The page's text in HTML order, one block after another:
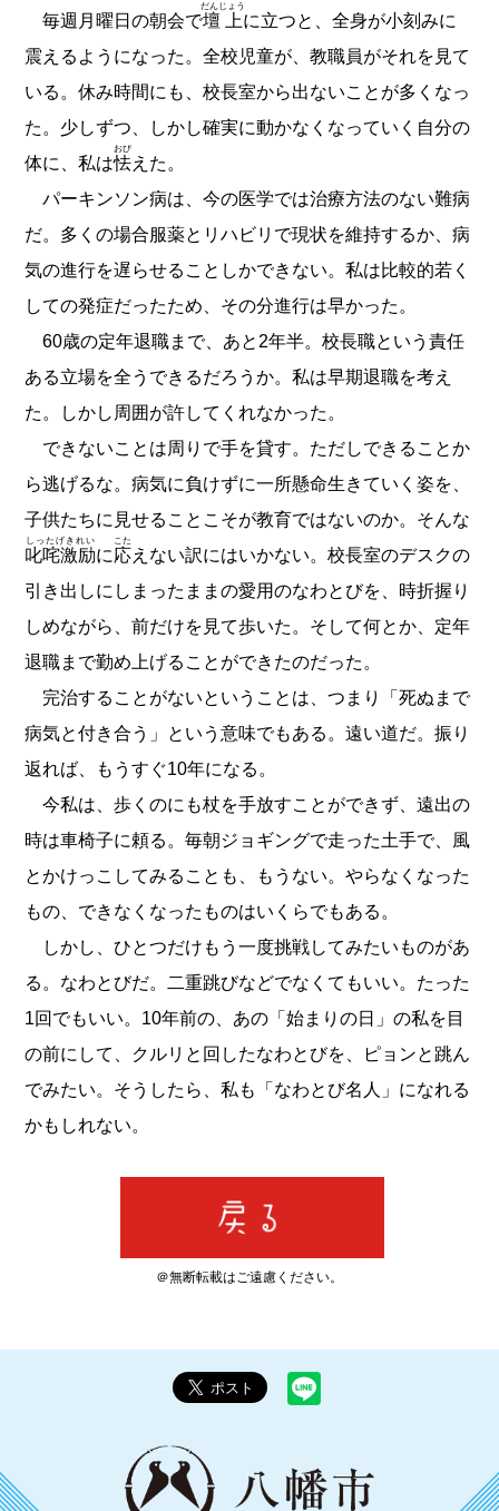
毎週月曜日の朝会で壇上
だんじょう
に立つと、全身が小刻みに
震えるようになった。全校児童が、教職員がそれを見て
いる。休み時間にも、校長室から出ないことが多くなっ
た。少しずつ、しかし確実に動かなくなっていく自分の
体に、私は怯
おび
えた。
パーキンソン病は、今の医学では治療方法のない難病
だ。多くの場合服薬とリハビリで現状を維持するか、病
気の進行を遅らせることしかできない。私は比較的若く
しての発症だったため、その分進行は早かった。
60歳の定年退職まで、あと2年半。校長職という責任
ある立場を全うできるだろうか。私は早期退職を考え
た。しかし周囲が許してくれなかった。
できないことは周りで手を貸す。ただしできることか
ら逃げるな。病気に負けずに一所懸命生きていく姿を、
子供たちに見せることこそが教育ではないのか。そんな
叱咤激励
しったげきれい
に応
こた
えない訳にはいかない。校長室のデスクの
引き出しにしまったままの愛用のなわとびを、時折握り
しめながら、前だけを見て歩いた。そして何とか、定年
退職まで勤め上げることができたのだった。
完治することがないということは、つまり「死ぬまで
病気と付き合う」という意味でもある。遠い道だ。振り
返れば、もうすぐ10年になる。
今私は、歩くのにも杖を手放すことができず、遠出の
時は車椅子に頼る。毎朝ジョギングで走った土手で、風
とかけっこしてみることも、もうない。やらなくなった
もの、できなくなったものはいくらでもある。
しかし、ひとつだけもう一度挑戦してみたいものがあ
る。なわとびだ。二重跳びなどでなくてもいい。たった
1回でもいい。10年前の、あの「始まりの日」の私を目
の前にして、クルリと回したなわとびを、ピョンと跳ん
でみたい。そうしたら、私も「なわとび名人」になれる
かもしれない。
＠無断転載はご遠慮ください。